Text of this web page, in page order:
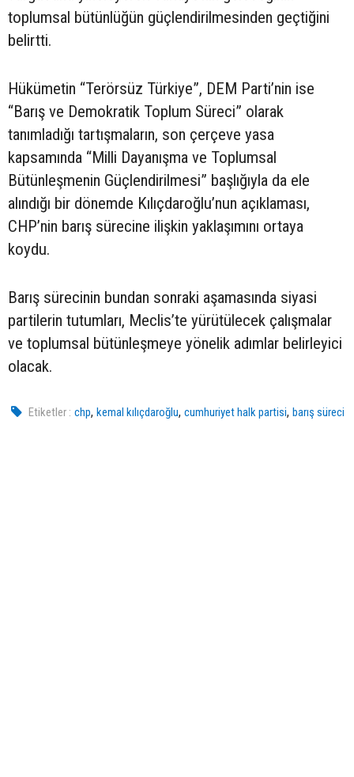
toplumsal bütünlüğün güçlendirilmesinden geçtiğini
belirtti.
Hükümetin “Terörsüz Türkiye”, DEM Parti’nin ise
“Barış ve Demokratik Toplum Süreci” olarak
tanımladığı tartışmaların, son çerçeve yasa
kapsamında “Milli Dayanışma ve Toplumsal
Bütünleşmenin Güçlendirilmesi” başlığıyla da ele
alındığı bir dönemde Kılıçdaroğlu’nun açıklaması,
CHP’nin barış sürecine ilişkin yaklaşımını ortaya
koydu.
Barış sürecinin bundan sonraki aşamasında siyasi
partilerin tutumları, Meclis’te yürütülecek çalışmalar
ve toplumsal bütünleşmeye yönelik adımlar belirleyici
olacak.
Etiketler : chp,kemal kılıçdaroğlu,cumhuriyet halk partisi,barış süreci